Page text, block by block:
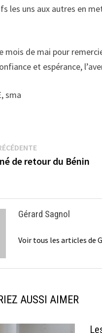
les uns aux autres en
mois de mai pour
et espérance,
sma
Publication
précédente :
de retour du Bénin
Gérard Sagnol
Voir tous les articles de
AUSSI AIMER